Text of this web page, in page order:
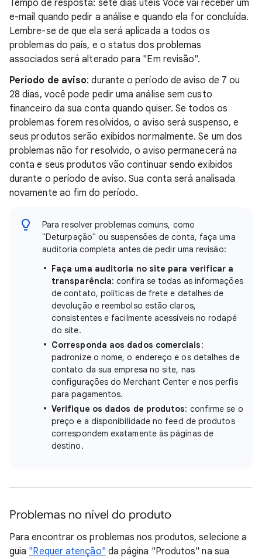
Tempo de resposta: sete dias úteis Você vai receber um
e-mail quando pedir a análise e quando ela for concluída.
Lembre-se de que ela será aplicada a todos os
problemas do país, e o status dos problemas
associados será alterado para "Em revisão".
Período de aviso: durante o período de aviso de 7 ou
28 dias, você pode pedir uma análise sem custo
financeiro da sua conta quando quiser. Se todos os
problemas forem resolvidos, o aviso será suspenso, e
seus produtos serão exibidos normalmente. Se um dos
problemas não for resolvido, o aviso permanecerá na
conta e seus produtos vão continuar sendo exibidos
durante o período de aviso. Sua conta será analisada
novamente ao fim do período.
Para resolver problemas comuns, como
"Deturpação" ou suspensões de conta, faça uma
auditoria completa antes de pedir uma revisão:
Faça uma auditoria no site para verificar a
transparência: confira se todas as informações
de contato, políticas de frete e detalhes de
devolução e reembolso estão claros,
consistentes e facilmente acessíveis no rodapé
do site.
Corresponda aos dados comerciais:
padronize o nome, o endereço e os detalhes de
contato da sua empresa no site, nas
configurações do Merchant Center e nos perfis
para pagamentos.
Verifique os dados de produtos: confirme se o
preço e a disponibilidade no feed de produtos
correspondem exatamente às páginas de
destino.
Problemas no nível do produto
Para encontrar os problemas nos produtos, selecione a
guia "Requer atenção" da página "Produtos" na sua